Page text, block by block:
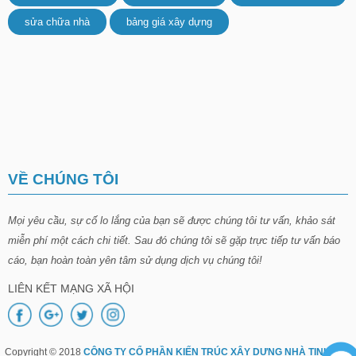
sửa chữa nhà bảng giá xây dựng
VỀ CHÚNG TÔI
Mọi yêu cầu, sự cố lo lắng của bạn sẽ được chúng tôi tư vấn, khảo sát
miễn phí một cách chi tiết. Sau đó chúng tôi sẽ gặp trực tiếp tư vấn báo
cáo, bạn hoàn toàn yên tâm sử dụng dịch vụ chúng tôi!
LIÊN KẾT MẠNG XÃ HỘI
Copyright © 2018 CÔNG TY CỔ PHẦN KIẾN TRÚC XÂY DỰNG NHÀ TINH TÚY